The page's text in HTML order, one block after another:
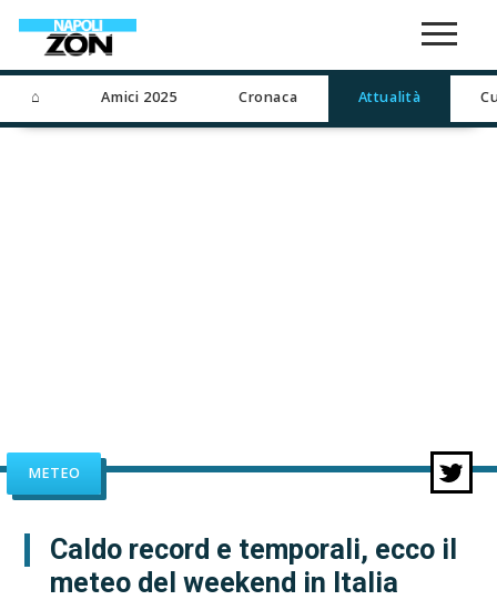
⌂ Amici 2025 Cronaca Attualità
METEO
Caldo record e temporali, ecco il
meteo del weekend in Italia